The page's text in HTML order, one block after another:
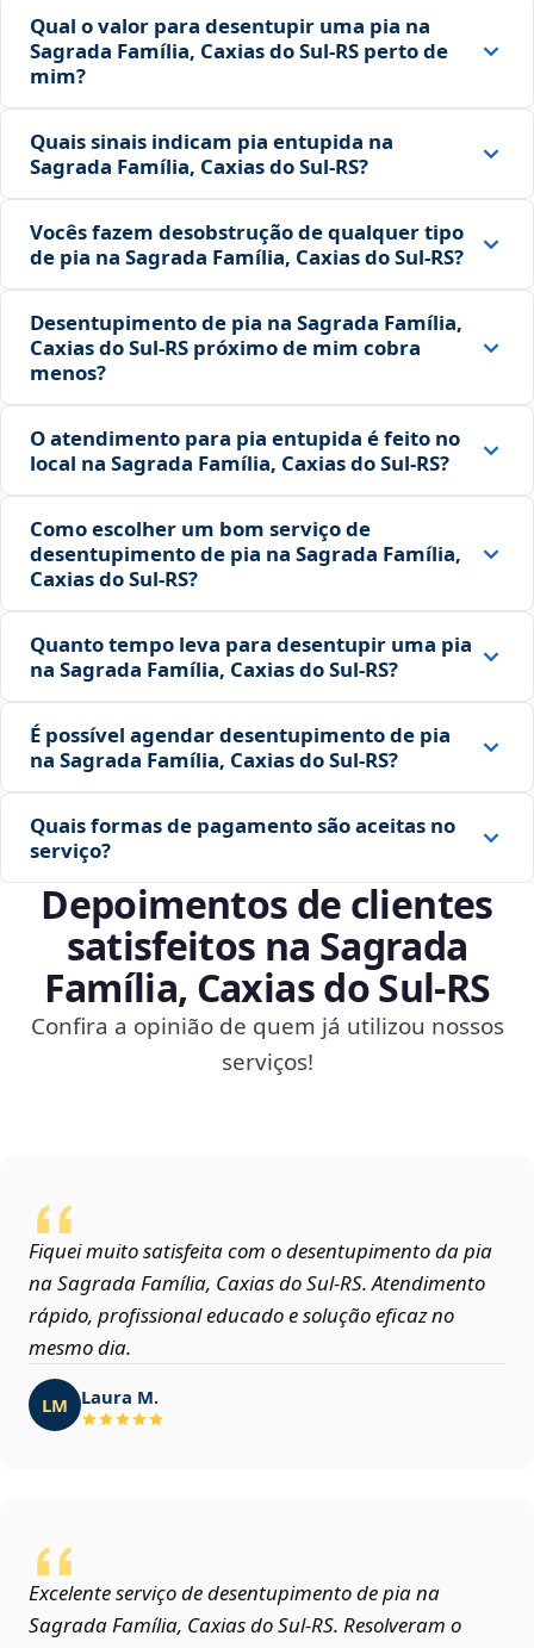
Qual o valor para desentupir uma pia na
Sagrada Família, Caxias do Sul‑RS perto de
mim?
Quais sinais indicam pia entupida na
Sagrada Família, Caxias do Sul‑RS?
Vocês fazem desobstrução de qualquer tipo
de pia na Sagrada Família, Caxias do Sul‑RS?
Desentupimento de pia na Sagrada Família,
Caxias do Sul‑RS próximo de mim cobra
menos?
O atendimento para pia entupida é feito no
local na Sagrada Família, Caxias do Sul‑RS?
Como escolher um bom serviço de
desentupimento de pia na Sagrada Família,
Caxias do Sul‑RS?
Quanto tempo leva para desentupir uma pia
na Sagrada Família, Caxias do Sul‑RS?
É possível agendar desentupimento de pia
na Sagrada Família, Caxias do Sul‑RS?
Quais formas de pagamento são aceitas no
serviço?
Depoimentos de clientes
satisfeitos na Sagrada
Família, Caxias do Sul‑RS
Confira a opinião de quem já utilizou nossos
serviços!
Fiquei muito satisfeita com o desentupimento da pia
na Sagrada Família, Caxias do Sul‑RS. Atendimento
rápido, profissional educado e solução eficaz no
mesmo dia.
LM Laura M.
Excelente serviço de desentupimento de pia na
Sagrada Família, Caxias do Sul‑RS. Resolveram o